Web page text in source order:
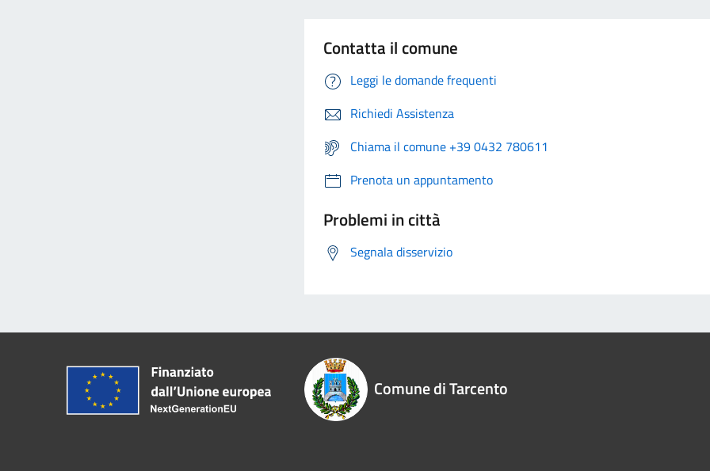
Contatta il comune
Leggi le domande frequenti
Richiedi Assistenza
Chiama il comune +39 0432 780611
Prenota un appuntamento
Problemi in città
Segnala disservizio
Comune di Tarcento